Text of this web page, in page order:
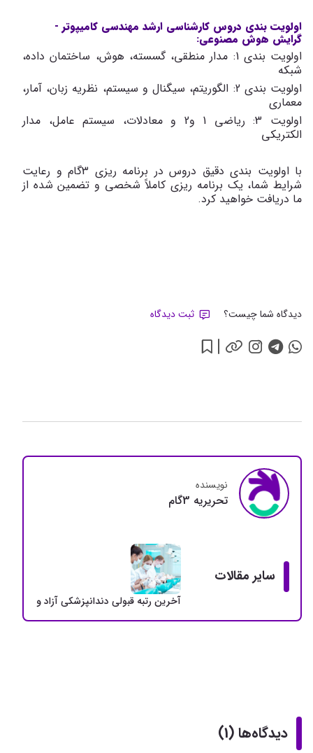
اولویت بندی دروس کارشناسی ارشد مهندسی کامیپوتر -
گرایش هوش مصنوعی:
اولویت بندی 1: مدار منطقی، گسسته، هوش، ساختمان داده،
شبکه
اولویت بندی 2: الگوریتم، سیگنال و سیستم، نظریه زبان، آمار،
معماری
اولویت 3: ریاضی 1 و2 و معادلات، سیستم عامل، مدار
الکتریکی
با اولویت بندی دقیق دروس در برنامه ریزی 3گام و رعایت
شرایط شما، یک برنامه ریزی کاملاً شخصی و تضمین شده از
ما دریافت خواهید کرد.
دیدگاه شما چیست؟ ثبت دیدگاه
نویسنده
تحريريه 3گام
سایر مقالات
آخرین رتبه قبولی دندانپزشکی آزاد و دولتی +
دیدگاه‌ها (1)